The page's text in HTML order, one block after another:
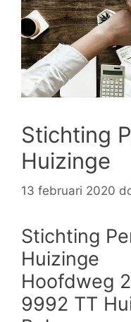
Stichting
Huizinge
13 februari 2020
Stichting
Huizinge
Hoofdweg
9992 TT